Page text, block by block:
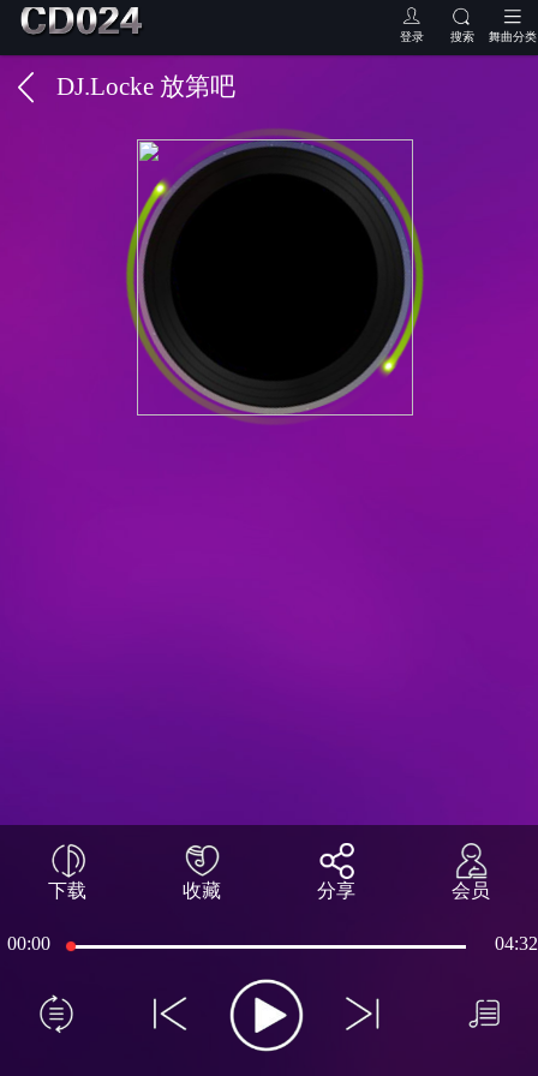
登录 搜索 舞曲分类
DJ.Locke 放第吧
下载 收藏 分享 会员
00:00 04:32